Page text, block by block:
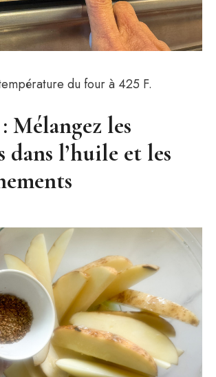
du four à 425 F.
Mélangez les
dans l’huile et les